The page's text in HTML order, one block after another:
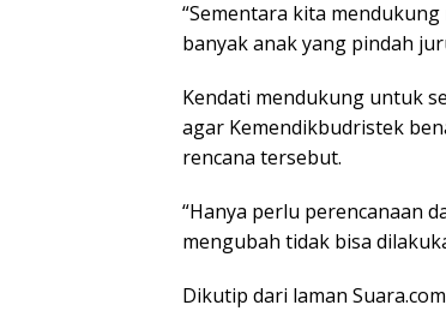
“Sementara kita
banyak anak yang pindah
Kendati mendukung untuk
agar Kemendikbudristek
rencana tersebut.
“Hanya perlu perencanaan
mengubah tidak bisa
Dikutip dari laman